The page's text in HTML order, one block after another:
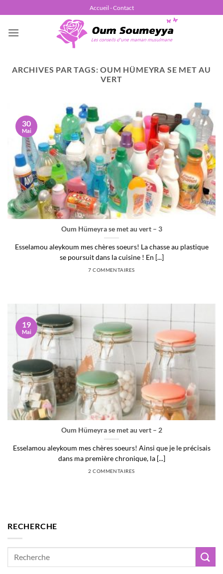
au
contenu
Accueil - Contact
ARCHIVES PAR TAGS:OUM HÜMEYRA SE MET AU
VERT
Oum Hümeyra se met au vert – 3
Esselamou aleykoum mes chères soeurs! La chasse au plastique
se poursuit dans la cuisine ! En [...]
7 COMMENTAIRES
30
Mai
Oum Hümeyra se met au vert – 2
Esselamou aleykoum mes chères soeurs! Ainsi que je le précisais
dans ma première chronique, la [...]
2 COMMENTAIRES
19
Mai
RECHERCHE